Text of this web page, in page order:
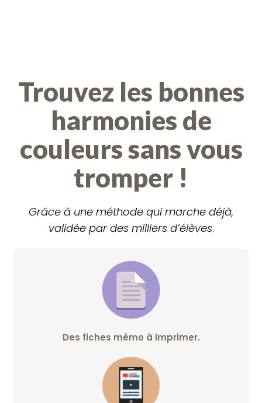
Trouvez les bonnes
harmonies de
couleurs sans vous
tromper !
Grâce à une méthode qui marche déjà,
validée par des milliers d’élèves.
Des fiches mémo à imprimer.